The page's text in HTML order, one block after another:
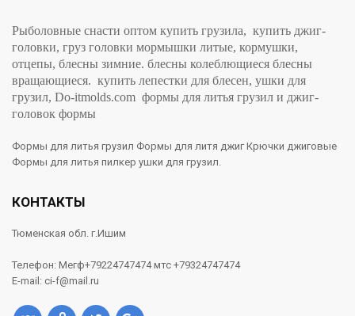
Рыболовные снасти оптом купить грузила, купить джиг-
головки, груз головки мормышки литые, кормушки,
отцепы, блесны зимние. блесны колеблющиеся блесны
вращающиеся. купить лепестки для блесен, ушки для
грузил, Do-itmolds.com формы для литья грузил и джиг-
головок формы
Формы для литья грузил Формы для литя джиг Крючки джиговые
Формы для литья пилкер ушки для грузил.
КОНТАКТЫ
Тюменская обл. г.Ишим
Телефон: Мегф+79224747474 мтс +79324747474
E-mail: ci-f@mail.ru